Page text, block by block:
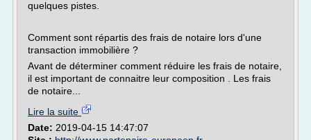
quelques pistes.
Comment sont répartis des frais de notaire lors d'une
transaction immobilière ?
Avant de déterminer comment réduire les frais de notaire,
il est important de connaitre leur composition . Les frais
de notaire...
Lire la suite
Date: 2019-04-15 14:47:07